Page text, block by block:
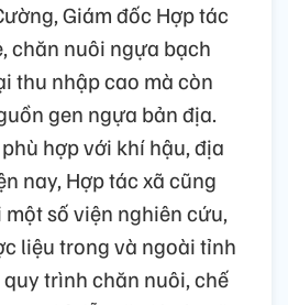
Giám đốc Hợp tác
chăn nuôi ngựa bạch
thu nhập cao mà còn
gen ngựa bản địa.
hợp với khí hậu, địa
nay, Hợp tác xã cũng
số viện nghiên cứu,
liệu trong và ngoài tỉnh
trình chăn nuôi, chế